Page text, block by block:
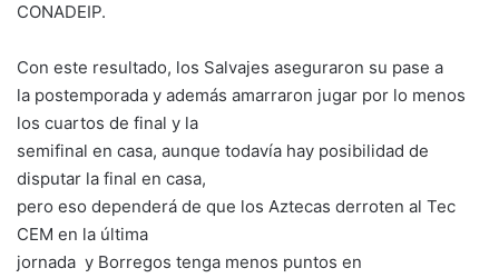
CONADEIP.
Con este resultado, los Salvajes aseguraron su pase a
la postemporada y además amarraron jugar por lo menos
los cuartos de final y la
semifinal en casa, aunque todavía hay posibilidad de
disputar la final en casa,
pero eso dependerá de que los Aztecas derroten al Tec
CEM en la última
jornada y Borregos tenga menos puntos en